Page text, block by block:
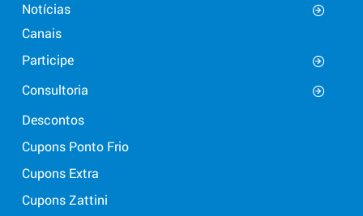
Notícias
Canais
Participe
Consultoria
Descontos
Cupons Ponto Frio
Cupons Extra
Cupons Zattini